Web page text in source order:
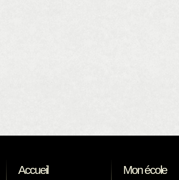
Accueil Mon école